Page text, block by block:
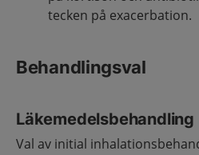
tecken på exacerbation.
Behandlingsval
Läkemedelsbehandling
Val av initial